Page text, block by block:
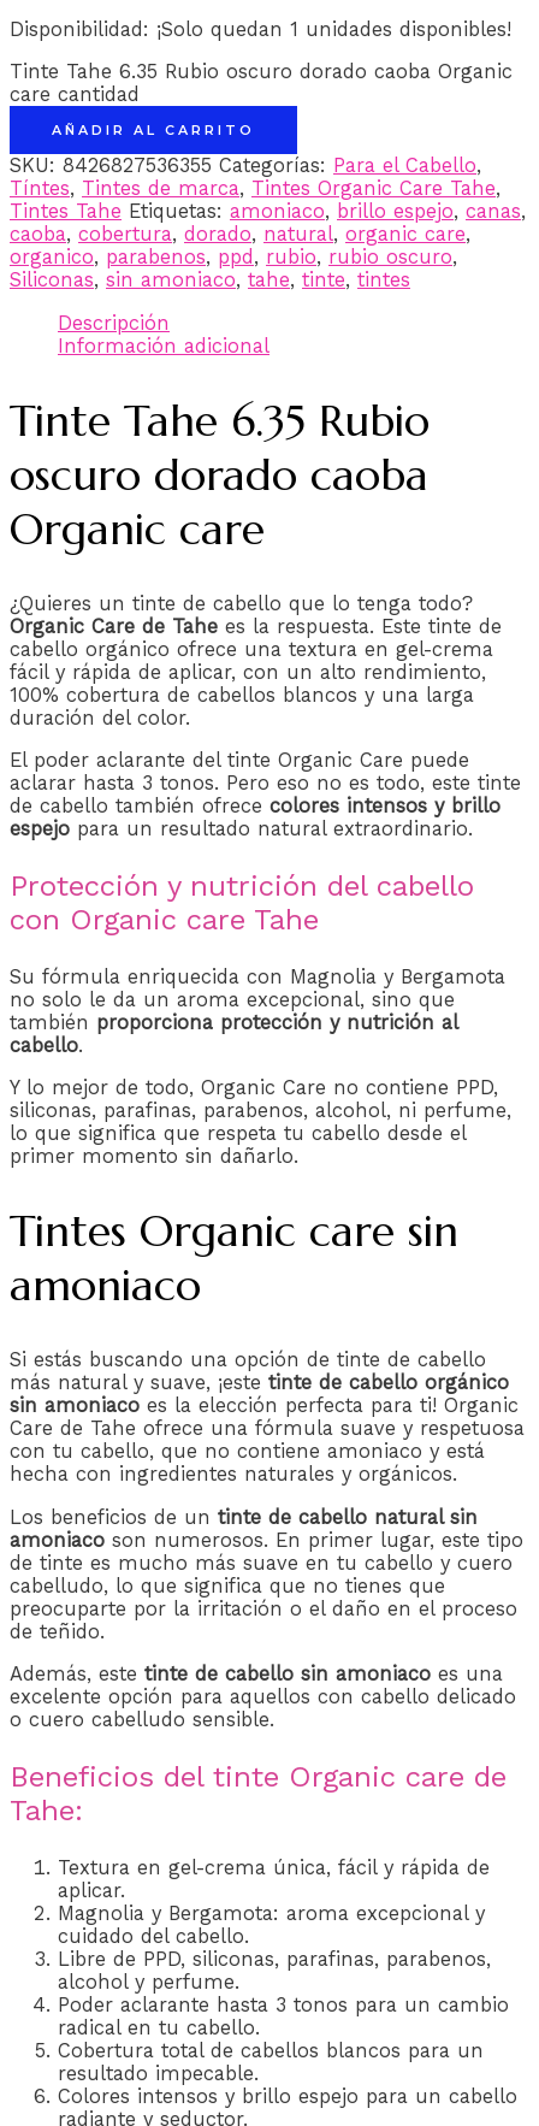
Disponibilidad: ¡Solo quedan 1 unidades disponibles!
Tinte Tahe 6.35 Rubio oscuro dorado caoba Organic
care cantidad
AÑADIR AL CARRITO
SKU: 8426827536355 Categorías: Para el Cabello,
Tíntes, Tintes de marca, Tintes Organic Care Tahe,
Tintes Tahe Etiquetas: amoniaco, brillo espejo, canas,
caoba, cobertura, dorado, natural, organic care,
organico, parabenos, ppd , rubio, rubio oscuro,
Siliconas, sin amoniaco, tahe, tinte, tintes
Descripción
Información adicional
Tinte Tahe 6.35 Rubio
oscuro dorado caoba
Organic care
¿Quieres un tinte de cabello que lo tenga todo?
Organic Care de Tahe es la respuesta. Este tinte de
cabello orgánico ofrece una textura en gel-crema
fácil y rápida de aplicar, con un alto rendimiento,
100% cobertura de cabellos blancos y una larga
duración del color.
El poder aclarante del tinte Organic Care puede
aclarar hasta 3 tonos. Pero eso no es todo, este tinte
de cabello también ofrece colores intensos y brillo
espejo para un resultado natural extraordinario.
Protección y nutrición del cabello
con Organic care Tahe
Su fórmula enriquecida con Magnolia y Bergamota
no solo le da un aroma excepcional, sino que
también proporciona protección y nutrición al
cabello.
Y lo mejor de todo, Organic Care no contiene PPD,
siliconas, parafinas, parabenos, alcohol, ni perfume,
lo que significa que respeta tu cabello desde el
primer momento sin dañarlo.
Tintes Organic care sin
amoniaco
Si estás buscando una opción de tinte de cabello
más natural y suave, ¡este tinte de cabello orgánico
sin amoniaco es la elección perfecta para ti! Organic
Care de Tahe ofrece una fórmula suave y respetuosa
con tu cabello, que no contiene amoniaco y está
hecha con ingredientes naturales y orgánicos.
Los beneficios de un tinte de cabello natural sin
amoniaco son numerosos. En primer lugar, este tipo
de tinte es mucho más suave en tu cabello y cuero
cabelludo, lo que significa que no tienes que
preocuparte por la irritación o el daño en el proceso
de teñido.
Además, este tinte de cabello sin amoniaco es una
excelente opción para aquellos con cabello delicado
o cuero cabelludo sensible.
Beneficios del tinte Organic care de
Tahe:
Textura en gel-crema única, fácil y rápida de
aplicar.
Magnolia y Bergamota: aroma excepcional y
cuidado del cabello.
Libre de PPD, siliconas, parafinas, parabenos,
alcohol y perfume.
Poder aclarante hasta 3 tonos para un cambio
radical en tu cabello.
Cobertura total de cabellos blancos para un
resultado impecable.
Colores intensos y brillo espejo para un cabello
radiante y seductor.